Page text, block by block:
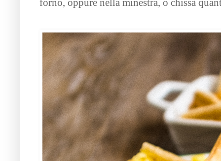
forno, oppure nella minestra, o chissà